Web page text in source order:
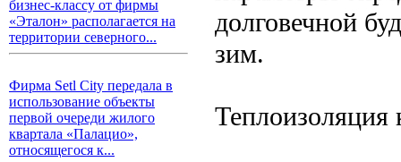
бизнес-классу от фирмы
«Эталон» располагается на
территории северного...
Фирма Setl City передала в
использование объекты
первой очереди жилого
квартала «Палацио»,
относящегося к...
долговечной
зим.
Теплоизоляция